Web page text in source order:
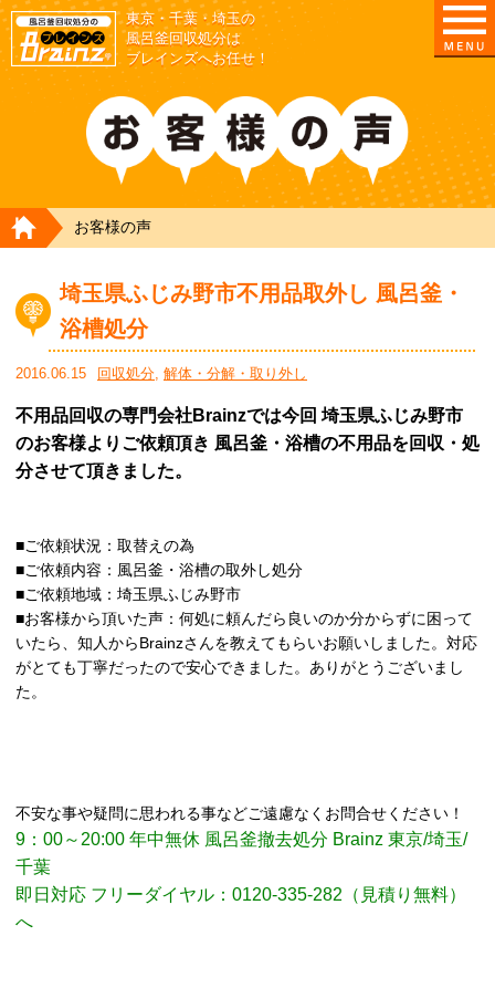
東京/埼玉/千葉/神奈川の 風呂釜撤去・取外し・処分
東京・千葉・埼玉の
風呂釜回収処分は
ブレインズへお任せ！
HOME
お客様の声
埼玉県ふじみ野市不用品取外し 風呂釜・
浴槽処分
2016.06.15 回収処分, 解体・分解・取り外し
不用品回収の専門会社Brainzでは今回 埼玉県ふじみ野市
のお客様よりご依頼頂き 風呂釜・浴槽の不用品を回収・処
分させて頂きました。
■ご依頼状況：取替えの為
■ご依頼内容：風呂釜・浴槽の取外し処分
■ご依頼地域：埼玉県ふじみ野市
■お客様から頂いた声：何処に頼んだら良いのか分からずに困って
いたら、知人からBrainzさんを教えてもらいお願いしました。対応
がとても丁寧だったので安心できました。ありがとうございまし
た。
不安な事や疑問に思われる事などご遠慮なくお問合せください！
9：00～20:00 年中無休 風呂釜撤去処分 Brainz 東京/埼玉/
千葉
即日対応 フリーダイヤル：0120-335-282（見積り無料）
へ